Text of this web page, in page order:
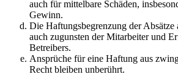
auch für mittelbare Schäden,
Gewinn.
Die Haftungsbegrenzung der Absätze
auch zugunsten der Mitarbeiter und
Betreibers.
Ansprüche für eine Haftung aus
Recht bleiben unberührt.